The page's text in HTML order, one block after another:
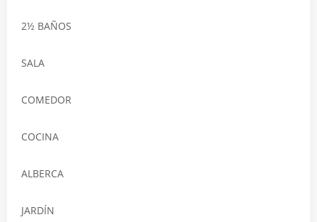
2½ BAÑOS
SALA
COMEDOR
COCINA
ALBERCA
JARDÍN